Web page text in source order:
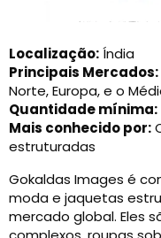
Localização:Índia
Principais Mercados:
Norte, Europa, e o
Quantidade mínima:
Mais conhecido por:
estruturadas
Gokaldas Images é
moda e jaquetas
mercado global. Eles